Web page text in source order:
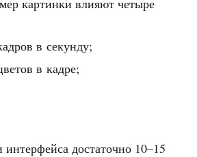
в секунду;
в кадре;
достаточно 10–15